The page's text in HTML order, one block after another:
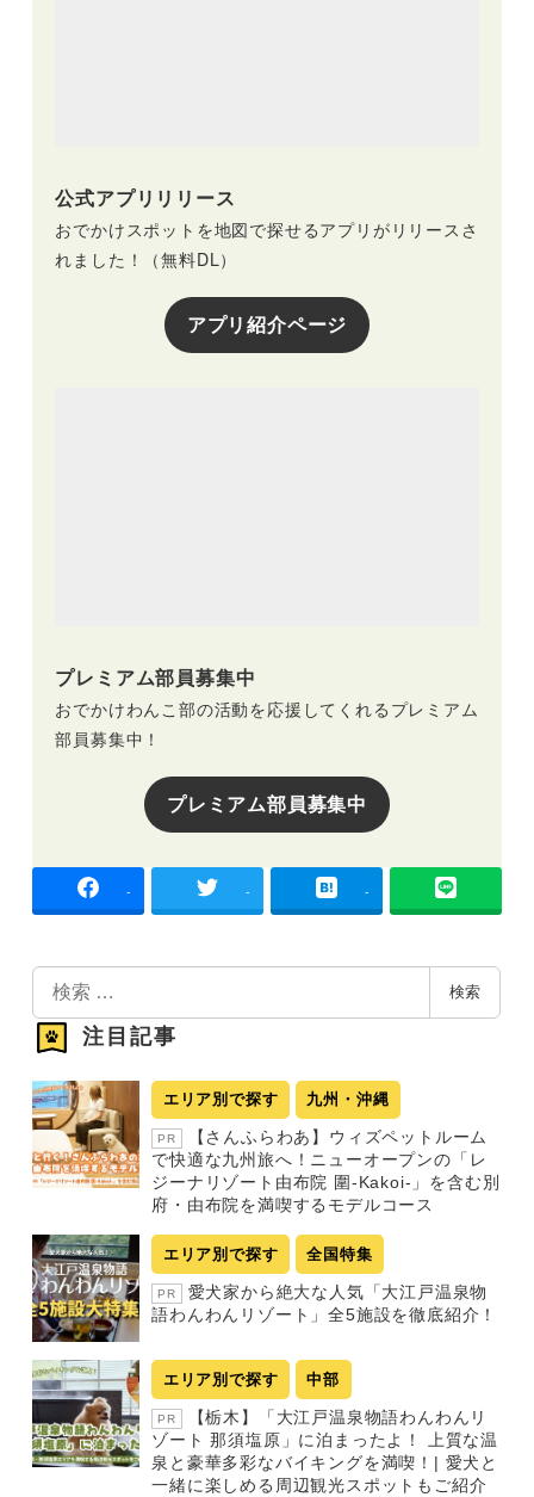
公式アプリリリース
おでかけスポットを地図で探せるアプリがリリースさ
れました！（無料DL）
アプリ紹介ページ
プレミアム部員募集中
おでかけわんこ部の活動を応援してくれるプレミアム
部員募集中！
プレミアム部員募集中
- - -
検
索
検索
注目記事
エリア別で探す 九州・沖縄
PR
【さんふらわあ】ウィズペットルーム
で快適な九州旅へ！ニューオープンの「レ
ジーナリゾート由布院 圍-Kakoi-」を含む別
府・由布院を満喫するモデルコース
エリア別で探す 全国特集
PR
愛犬家から絶大な人気「大江戸温泉物
語わんわんリゾート」全5施設を徹底紹介！
エリア別で探す 中部
PR
【栃木】「大江戸温泉物語わんわんリ
ゾート 那須塩原」に泊まったよ！ 上質な温
泉と豪華多彩なバイキングを満喫！| 愛犬と
一緒に楽しめる周辺観光スポットもご紹介